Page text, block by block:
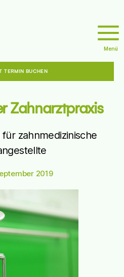
Menü
TERMIN BUCHEN
Zahnarztpraxis
zahnmedizinische
2019